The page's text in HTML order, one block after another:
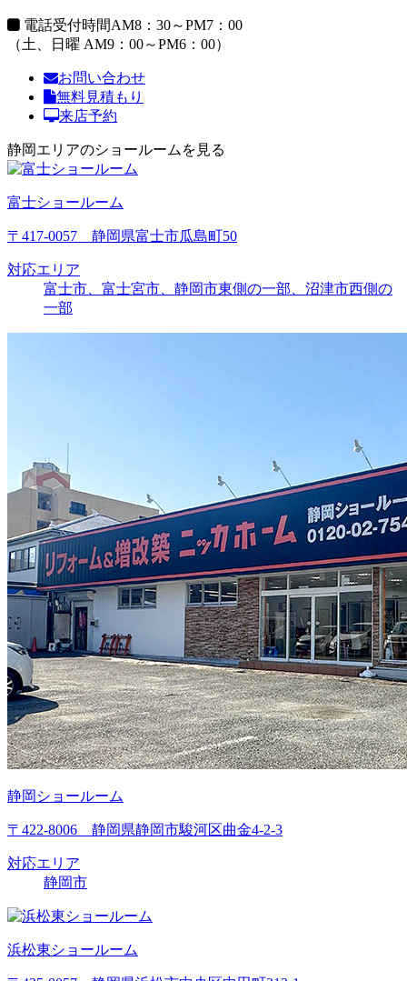
電話受付時間AM8：30～PM7：00
（土、日曜 AM9：00～PM6：00）
お問い合わせ
無料見積もり
来店予約
静岡エリアのショールームを見る
富士ショールーム
〒417-0057 静岡県富士市瓜島町50
対応エリア
富士市、富士宮市、静岡市東側の一部、沼津市西側の
一部
静岡ショールーム
〒422-8006 静岡県静岡市駿河区曲金4-2-3
対応エリア
静岡市
浜松東ショールーム